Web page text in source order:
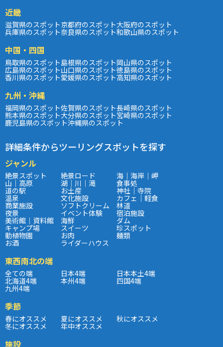
近畿
滋賀県のスポット京都府のスポット大阪府のスポット
兵庫県のスポット奈良県のスポット和歌山県のスポット
中国・四国
鳥取県のスポット島根県のスポット岡山県のスポット
広島県のスポット山口県のスポット徳島県のスポット
香川県のスポット愛媛県のスポット高知県のスポット
九州・沖縄
福岡県のスポット佐賀県のスポット長崎県のスポット
熊本県のスポット大分県のスポット宮崎県のスポット
鹿児島県のスポット沖縄県のスポット
詳細条件からツーリングスポットを探す
ジャンル
絶景スポット 絶景ロード 海｜海岸｜岬
山｜高原 湖｜川｜滝 食事処
道の駅 お土産 神社｜寺院
温泉 文化施設 カフェ｜軽食
商業施設 ソフトクリーム 林道
夜景 イベント体験 宿泊施設
美術館｜資料館 海鮮 ダム
キャンプ場 スイーツ 珍スポット
動植物園 お肉 麺類
お酒 ライダーハウス
東西南北の端
全ての端 日本4端 日本本土4端
北海道4端 本州4端 四国4端
九州4端
季節
春にオススメ 夏にオススメ 秋にオススメ
冬にオススメ 年中オススメ
施設